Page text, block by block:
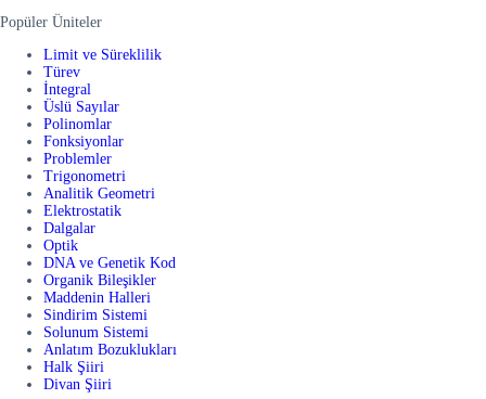
Popüler Üniteler
Limit ve Süreklilik
Türev
İntegral
Üslü Sayılar
Polinomlar
Fonksiyonlar
Problemler
Trigonometri
Analitik Geometri
Elektrostatik
Dalgalar
Optik
DNA ve Genetik Kod
Organik Bileşikler
Maddenin Halleri
Sindirim Sistemi
Solunum Sistemi
Anlatım Bozuklukları
Halk Şiiri
Divan Şiiri